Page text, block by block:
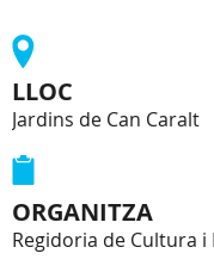
LLOC
Jardins de Can Caralt
ORGANITZA
Regidoria de Cultura i